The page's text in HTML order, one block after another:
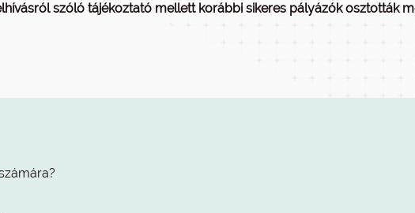
szóló tájékoztató mellett korábbi sikeres pályázók osztották